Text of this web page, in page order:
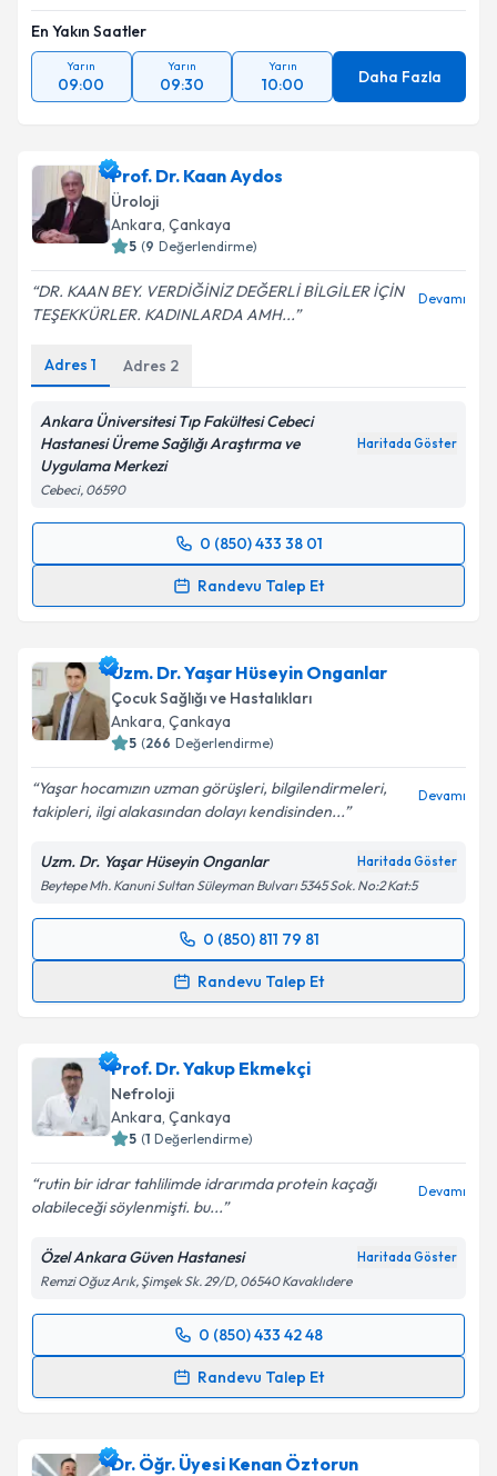
En Yakın Saatler
Yarın
09:00
Yarın
09:30
Yarın
10:00 Daha Fazla
Prof. Dr. Kaan Aydos
Üroloji
Ankara, Çankaya
5 (9 Değerlendirme)
DR. KAAN BEY. VERDİĞİNİZ DEĞERLİ BİLGİLER İÇİN
TEŞEKKÜRLER. KADINLARDA AMH...
Devamı
Adres 1 Adres 2
Ankara Üniversitesi Tıp Fakültesi Cebeci
Hastanesi Üreme Sağlığı Araştırma ve
Uygulama Merkezi
Haritada Göster
Cebeci, 06590
0 (850) 433 38 01
Randevu Talep Et
Randevu Takvimi Talebi
takvim hazırlandığında e-posta ile bilgilendireceğiz.
E-posta Adresiniz
Kişisel verilerimin işlenmesine ilişkin
kapsamda işlenmesini kabul ediyorum.
Takvim Talebini Gönder
Uzm. Dr. Yaşar Hüseyin Onganlar
Çocuk Sağlığı ve Hastalıkları
Ankara, Çankaya
5 (266 Değerlendirme)
Yaşar hocamızın uzman görüşleri, bilgilendirmeleri,
takipleri, ilgi alakasından dolayı kendisinden...
Devamı
Uzm. Dr. Yaşar Hüseyin Onganlar Haritada Göster
Beytepe Mh. Kanuni Sultan Süleyman Bulvarı 5345 Sok. No:2 Kat:5
0 (850) 811 79 81
Randevu Talep Et
Randevu Takvimi Talebi
almanız için bir takvim hazırlandığında e-posta ile
bilgilendireceğiz.
E-posta Adresiniz
Metni'ni okudum ve kişisel verilerimin belirtilen
kapsamda işlenmesini kabul ediyorum.
Takvim Talebini Gönder
Prof. Dr. Yakup Ekmekçi
Nefroloji
Ankara, Çankaya
5 (1 Değerlendirme)
rutin bir idrar tahlilimde idrarımda protein kaçağı
olabileceği söylenmişti. bu...
Devamı
Özel Ankara Güven Hastanesi Haritada Göster
Remzi Oğuz Arık, Şimşek Sk. 29/D, 06540 Kavaklıdere
0 (850) 433 42 48
Randevu Talep Et
Randevu Takvimi Talebi
takvim hazırlandığında e-posta ile bilgilendireceğiz.
Dr. Öğr. Üyesi Kenan Öztorun